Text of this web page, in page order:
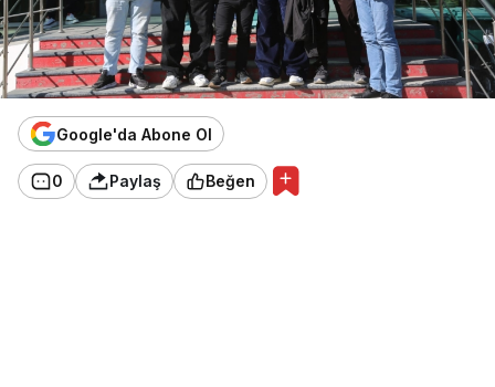
Google'da Abone Ol
0 Paylaş Beğen